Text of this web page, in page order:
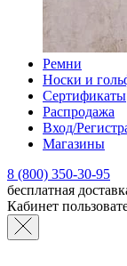
Ремни
Носки и
Сертификаты
Распродажа
Вход/
Магазины
8 (800) 350-30-95
бесплатная
Кабинет